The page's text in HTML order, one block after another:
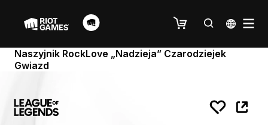
Naszyjnik RockLove „Nadzieja” Czarodziejek
Gwiazd